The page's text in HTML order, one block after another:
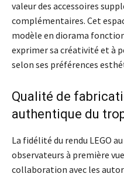
valeur des accessoires
complémentaires. Cet
modèle en diorama
exprimer sa créativité et à
selon ses préférences
Qualité de
authentique du
La fidélité du rendu LEGO au
observateurs à première
collaboration avec les